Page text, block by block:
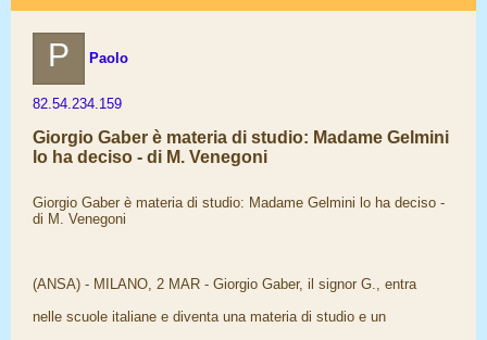
P Paolo
82.54.234.159
Giorgio Gaber è materia di studio: Madame Gelmini
lo ha deciso - di M. Venegoni
Giorgio Gaber è materia di studio: Madame Gelmini lo ha deciso -
di M. Venegoni
(ANSA) - MILANO, 2 MAR - Giorgio Gaber, il signor G., entra
nelle scuole italiane e diventa una materia di studio e un